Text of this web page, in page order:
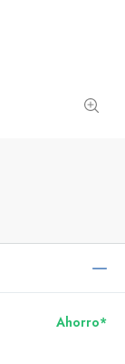
Ahorro*